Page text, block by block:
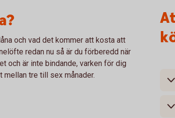
och vad det kommer att kosta att
redan nu så är du förberedd när
och är inte bindande, varken för dig
mellan tre till sex månader.